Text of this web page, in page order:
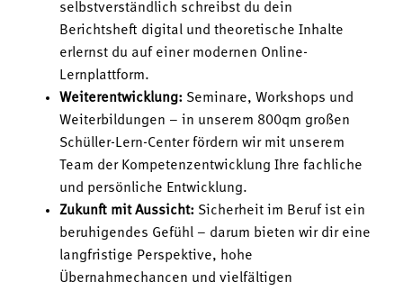
selbstverständlich schreibst du dein
Berichtsheft digital und theoretische Inhalte
erlernst du auf einer modernen Online-
Lernplattform.
Weiterentwicklung: Seminare, Workshops und
Weiterbildungen – in unserem 800qm großen
Schüller-Lern-Center fördern wir mit unserem
Team der Kompetenzentwicklung Ihre fachliche
und persönliche Entwicklung.
Zukunft mit Aussicht: Sicherheit im Beruf ist ein
beruhigendes Gefühl – darum bieten wir dir eine
langfristige Perspektive, hohe
Übernahmechancen und vielfältigen